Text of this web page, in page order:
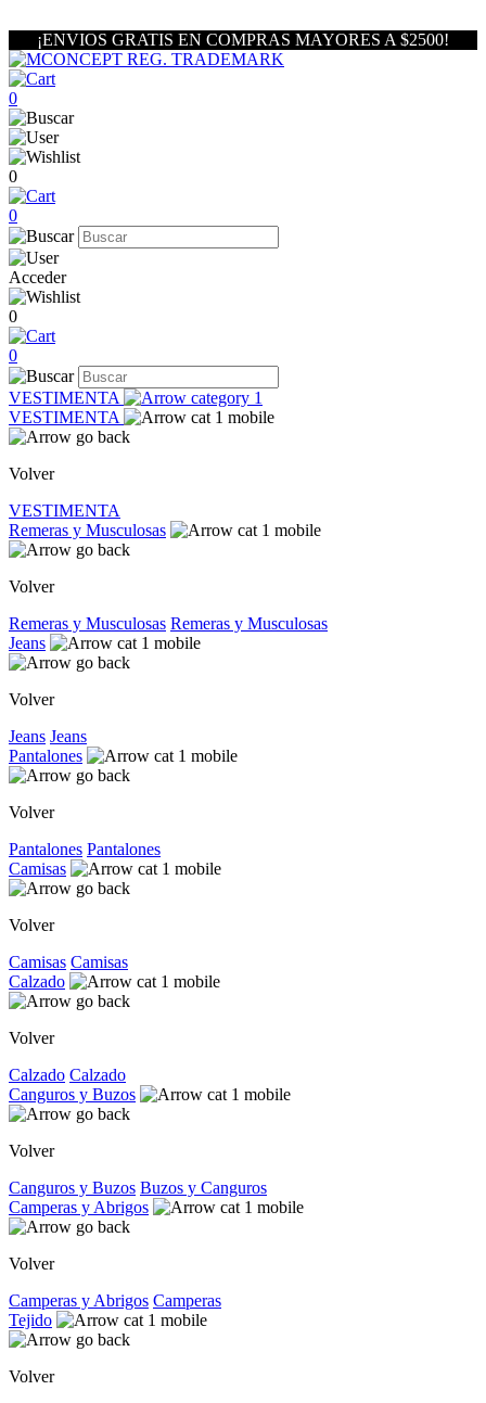
¡ENVIOS GRATIS EN COMPRAS MAYORES A $2500!
0
0
0
Acceder
0
0
VESTIMENTA
VESTIMENTA
Volver
VESTIMENTA
Remeras y Musculosas
Volver
Remeras y Musculosas Remeras y Musculosas
Jeans
Volver
Jeans Jeans
Pantalones
Volver
Pantalones Pantalones
Camisas
Volver
Camisas Camisas
Calzado
Volver
Calzado Calzado
Canguros y Buzos
Volver
Canguros y Buzos Buzos y Canguros
Camperas y Abrigos
Volver
Camperas y Abrigos Camperas
Tejido
Volver